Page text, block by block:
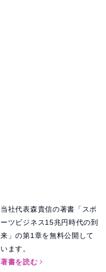
当社代表森貴信の著書「スポ
ーツビジネス15兆円時代の到
来」の第1章を無料公開して
います。
著書を読む